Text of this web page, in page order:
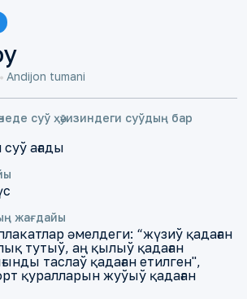
Andijon tumani
суў ҳәȳизиндеги суўдың бар
ағады
жағдайы
әмелдеги: “жүзиў қадаған
тутыў, аң қылыў қадаған
таслаў қадаған етилген",
қуралларын жуўыў қадаған